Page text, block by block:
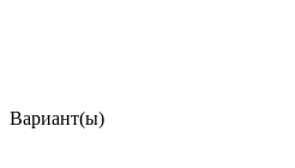
Вариант(ы)